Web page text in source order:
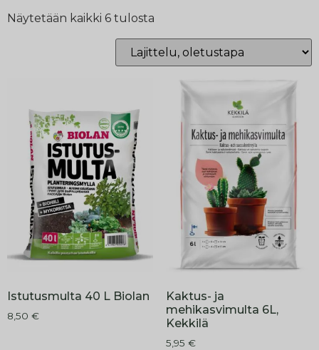
Näytetään kaikki 6 tulosta
Istutusmulta 40 L Biolan
8,50 €
Kaktus- ja
mehikasvimulta 6L,
Kekkilä
5,95 €